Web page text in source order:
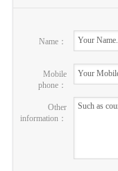
Name：
Mobile
phone：
Other
information：